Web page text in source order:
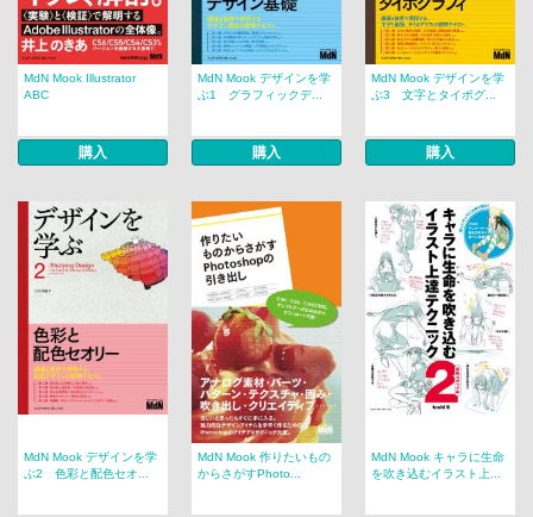
MdN Mook Illustrator
ABC
購入
MdN Mook デザインを学
ぶ1 グラフィックデ...
購入
MdN Mook デザインを学
ぶ3 文字とタイポグ...
購入
MdN Mook デザインを学
ぶ2 色彩と配色セオ...
MdN Mook 作りたいもの
からさがすPhoto...
MdN Mook キャラに生命
を吹き込むイラスト上...